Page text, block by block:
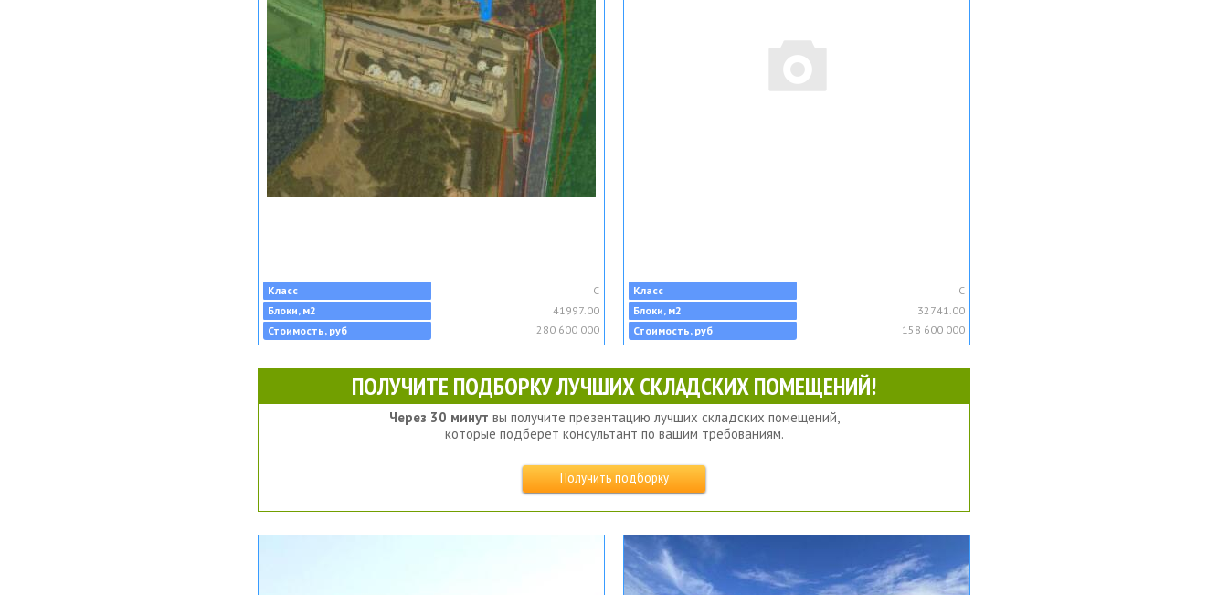
Класс
C
Блоки, м2
41997.00
Стоимость, руб
280 600 000
Класс
C
Блоки, м2
32741.00
Стоимость, руб
158 600 000
ПОЛУЧИТЕ ПОДБОРКУ ЛУЧШИХ СКЛАДСКИХ ПОМЕЩЕНИЙ!
Через 30 минут вы получите презентацию лучших складских помещений,
которые подберет консультант по вашим требованиям.
Получить подборку